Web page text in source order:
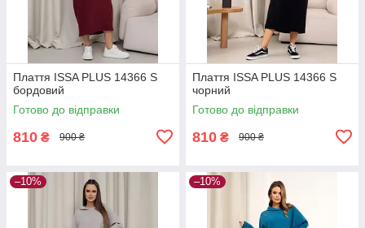
Плаття ISSA PLUS 14366 S
бордовий
Готово до відправки
810 ₴ 900 ₴
Плаття ISSA PLUS 14366 S
чорний
Готово до відправки
810 ₴ 900 ₴
–10% –10%